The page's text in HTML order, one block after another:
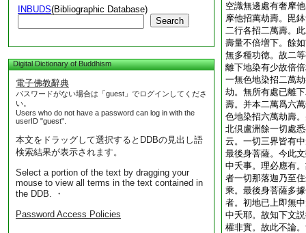
INBUDS(Bibliographic Database)
Search
Digital Dictionary of Buddhism
電子佛教辭典
パスワードがない場合は「guest」でログインしてくださ
い。
Users who do not have a password can log in with the
userID "guest".
本文をドラッグして選択するとDDBの見出し語
検索結果が表示されます。
Select a portion of the text by dragging your
mouse to view all terms in the text contained in
the DDB. ・
Password Access Policies
空識無邊處有奢摩
摩他招萬劫壽。毘
二行各招二萬壽。
壽量不倍増下。餘
無多種功徳。故二
離下地染有少故倍
一無色地染招二萬
劫。無所有處已離
壽。并本二萬爲六
色地染招六萬劫壽
北倶盧洲餘一切處
云。一切三界皆有
最後身菩薩。今此
中夭事。理必應有
者一切那落迦乃至
乘。最後身菩薩多
者。初地已上即無
中夭耶。故知下文
權非實。故此不論